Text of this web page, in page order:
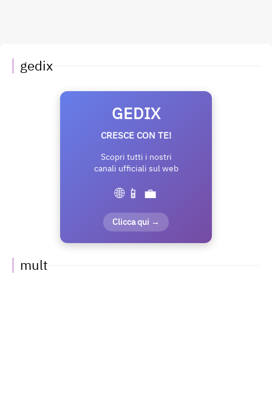
gedix
GEDIX
CRESCE CON TE!
Scopri tutti i nostri
canali ufficiali sul web
🌐 📱 💼
Clicca qui →
mult